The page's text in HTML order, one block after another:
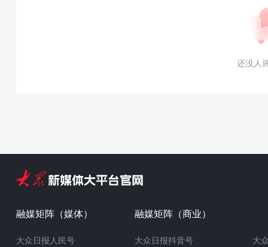
还没人
融媒矩阵（媒体）
大众日报人民号
融媒矩阵（商业）
大众日报抖音号 大